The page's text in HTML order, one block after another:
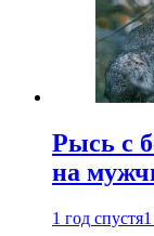
Рысь с
на
1 год спустя